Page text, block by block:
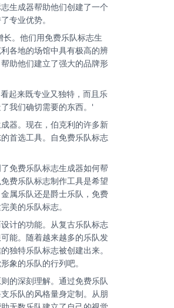
生成器帮助他们创建了一个
专业优势。
。他们用免费乐队标志生
各地的场馆中具有极高的辨
助他们建立了强大的品牌形
起来既专业又独特，而且乐
我们确切需要的东西。'
器。现在，伯克利的许多新
首选工具。自免费乐队标志
免费乐队标志生成器如何帮
费乐队标志制作工具是希望
属乐队还是爵士乐队，免费
美的乐队标志。
计的功能。从复古乐队标志
能。随着越来越多的乐队发
独特乐队标志被创建出来。
象的乐队的行列吧。
的深刻理解。通过免费乐队
乐队的风格量身定制。从朋